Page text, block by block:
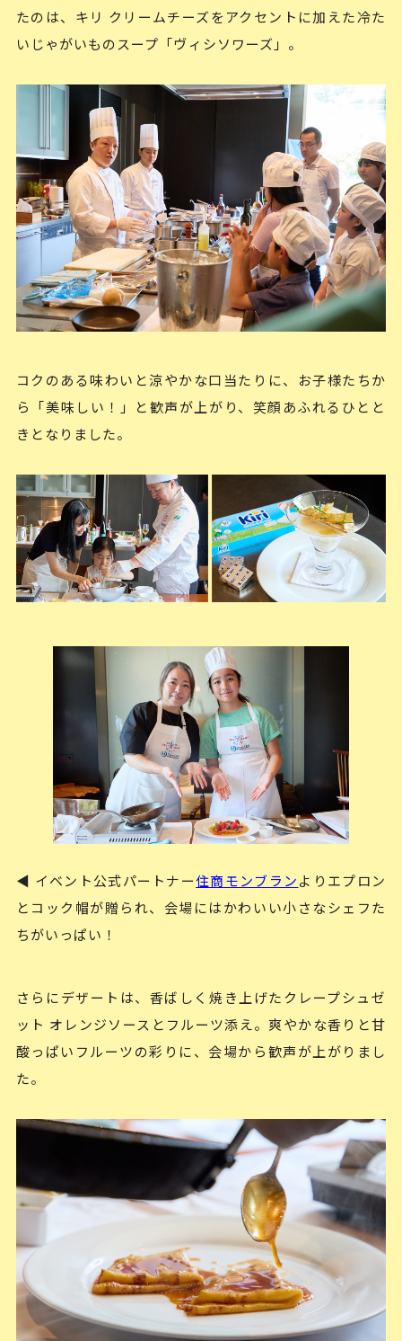
たのは、キリ クリームチーズをアクセントに加えた冷た
いじゃがいものスープ「ヴィシソワーズ」。
コクのある味わいと涼やかな口当たりに、お子様たちか
ら「美味しい！」と歓声が上がり、笑顔あふれるひとと
きとなりました。
◀ イベント公式パートナー住商モンブランよりエプロン
とコック帽が贈られ、会場にはかわいい小さなシェフた
ちがいっぱい！
さらにデザートは、香ばしく焼き上げたクレープシュゼ
ット オレンジソースとフルーツ添え。爽やかな香りと甘
酸っぱいフルーツの彩りに、会場から歓声が上がりまし
た。